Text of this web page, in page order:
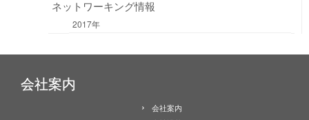
ネットワーキング情報
2017年
会社案内
会社案内